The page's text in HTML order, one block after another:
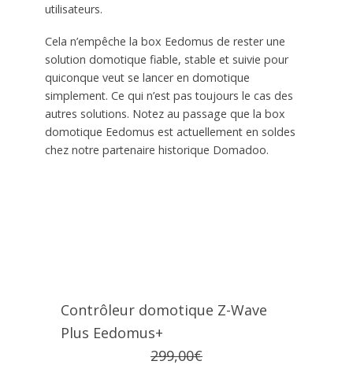
utilisateurs.
Cela n’empêche la box Eedomus de rester une
solution domotique fiable, stable et suivie pour
quiconque veut se lancer en domotique
simplement. Ce qui n’est pas toujours le cas des
autres solutions. Notez au passage que la box
domotique Eedomus est actuellement en soldes
chez notre partenaire historique Domadoo.
Contrôleur domotique Z-Wave
Plus Eedomus+
299,00€